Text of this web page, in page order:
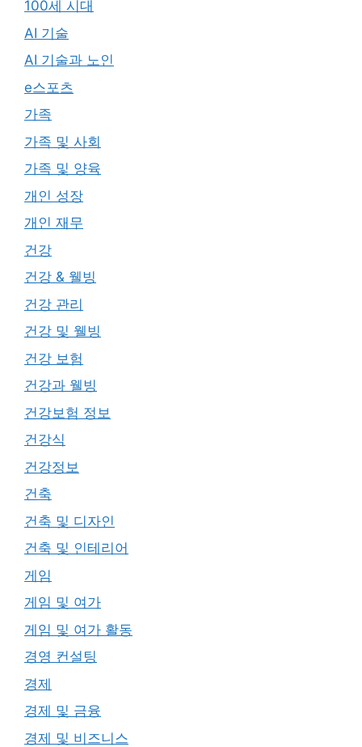
100세 시대
AI 기술
AI 기술과 노인
e스포츠
가족
가족 및 사회
가족 및 양육
개인 성장
개인 재무
건강
건강 & 웰빙
건강 관리
건강 및 웰빙
건강 보험
건강과 웰빙
건강보험 정보
건강식
건강정보
건축
건축 및 디자인
건축 및 인테리어
게임
게임 및 여가
게임 및 여가 활동
경영 컨설팅
경제
경제 및 금융
경제 및 비즈니스